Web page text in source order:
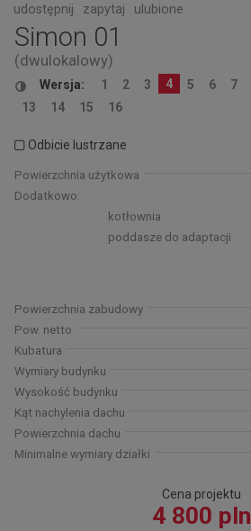
udostępnij zapytaj ulubione
Simon 01
(dwulokalowy)
Wersja: 1 2 3 4 5 6 7
13
14 15 16
Odbicie lustrzane
Powierzchnia użytkowa
Dodatkowo:
kotłownia
poddasze do adaptacji
Powierzchnia zabudowy
Pow. netto
Kubatura
Wymiary budynku
Wysokość budynku
Kąt nachylenia dachu
Powierzchnia dachu
Minimalne wymiary działki
Cena projektu
4 800 pln